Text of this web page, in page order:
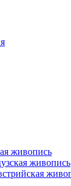
живопись
живопись